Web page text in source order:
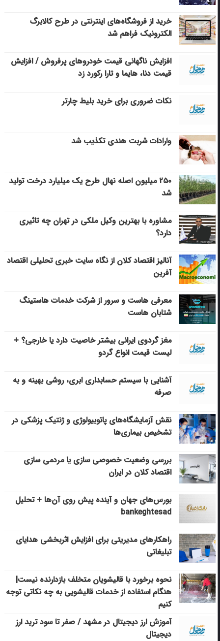
خرید از فروشگاه‌های اینترنتی در طرح کالابرگ
الکترونیک فراهم شد
افزایش ناگهانی قیمت خودروهای پرفروش / افزایش
قیمت دنا، هایما و تارا رکورد زد
نکات ضروری برای خرید بلیط چارتر
وارادات شربت هندی تکذیب شد
۲۵۰ میلیون اصله نهال طرح یک میلیارد درخت تولید
شد
مشاوره با بهترین وکیل ملکی در تهران چه تاثیری
دارد؟
آنالیز اقتصاد کلان از نگاه سایت خبری تحلیلی اقتصاد
آفرین
معرفی هاست و سرور از شرکت خدمات هاستینگ
شتابان هاست
مغز گردوی ایرانی بیشتر خاصیت دارد یا خارجی؟ +
لیست قیمت انواع گردو
آشنایی با سیستم حسابداری ابری، روشی بهینه و به
صرفه
نقش آزمایشگاه‌های پاتوبیولوژی و ژنتیک پزشکی در
تشخیص بیماری‌ها
بررسی وضعیت خصوصی سازی یا مردمی سازی
اقتصاد کلان در ایران
بورس‌های جهان و آینده پیش روی آن‌ها + تحلیل
bankeghtesad
راهکارهای مدیریتی برای افزایش اثربخشی هدایای
تبلیغاتی
نحوه برخورد با قالیشویان متخلف بازدارنده نیست|
هنگام استفاده از خدمات قالیشویی به چه نکاتی توجه
کنیم
آموزش ارز دیجیتال در مشهد / صفر تا سود ترید ارز
دیجیتال